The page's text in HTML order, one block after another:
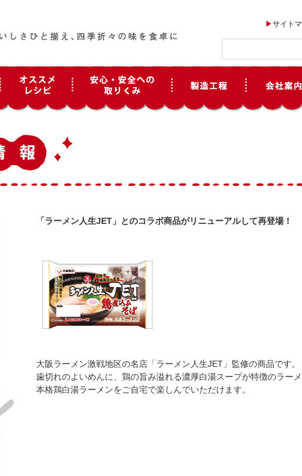
サイト
「ラーメン人生JET」とのコラボ商品がリニューアルして再登場！
大阪ラーメン激戦地区の名店「ラーメン人生JET」監修の商品です。
歯切れのよいめんに、鶏の旨み溢れる濃厚白湯スープが特徴のラー
本格鶏白湯ラーメンをご自宅で楽しんでいただけます。